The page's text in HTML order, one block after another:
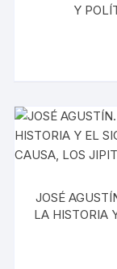
Y
JOSÉ
LA HISTORIA
SIN